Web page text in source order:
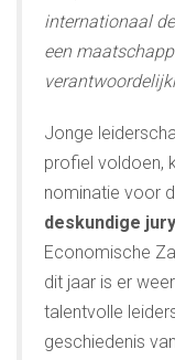
internationaal
een
Jonge
profiel voldoen,
nominatie voor
deskundige jury
Economische
dit jaar is er
talentvolle
geschiedenis